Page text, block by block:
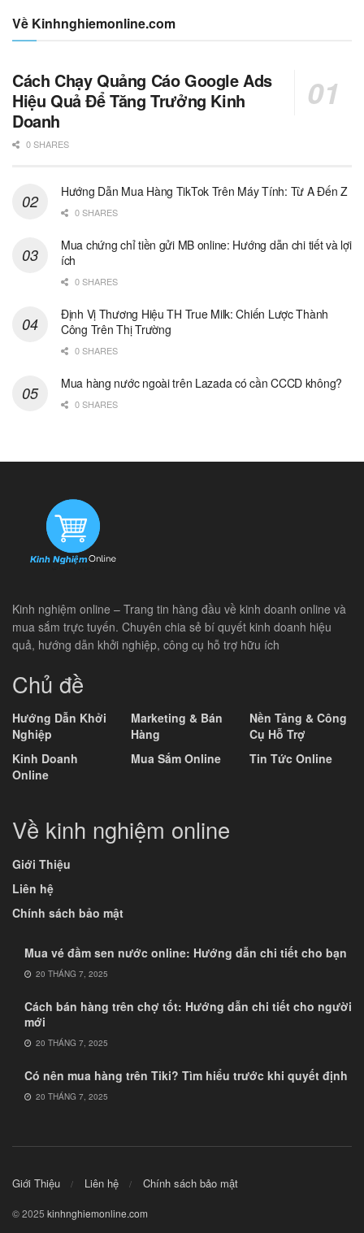
Về Kinhnghiemonline.com
Cách Chạy Quảng Cáo Google Ads
Hiệu Quả Để Tăng Trưởng Kinh
Doanh
0 SHARES
Hướng Dẫn Mua Hàng TikTok Trên Máy Tính: Từ A Đến Z
0 SHARES
Mua chứng chỉ tiền gửi MB online: Hướng dẫn chi tiết và lợi
ích
0 SHARES
Định Vị Thương Hiệu TH True Milk: Chiến Lược Thành
Công Trên Thị Trường
0 SHARES
Mua hàng nước ngoài trên Lazada có cần CCCD không?
0 SHARES
Kinh nghiệm online – Trang tin hàng đầu về kinh doanh online và
mua sắm trực tuyến. Chuyên chia sẻ bí quyết kinh doanh hiệu
quả, hướng dẫn khởi nghiệp, công cụ hỗ trợ hữu ích
Chủ đề
Hướng Dẫn Khởi
Nghiệp
Kinh Doanh
Online
Marketing & Bán
Hàng
Mua Sắm Online
Nền Tảng & Công
Cụ Hỗ Trợ
Tin Tức Online
Về kinh nghiệm online
Giới Thiệu
Liên hệ
Chính sách bảo mật
Mua vé đầm sen nước online: Hướng dẫn chi tiết cho bạn
20 THÁNG 7, 2025
Cách bán hàng trên chợ tốt: Hướng dẫn chi tiết cho người
mới
20 THÁNG 7, 2025
Có nên mua hàng trên Tiki? Tìm hiểu trước khi quyết định
20 THÁNG 7, 2025
Giới Thiệu Liên hệ Chính sách bảo mật
© 2025 kinhnghiemonline.com